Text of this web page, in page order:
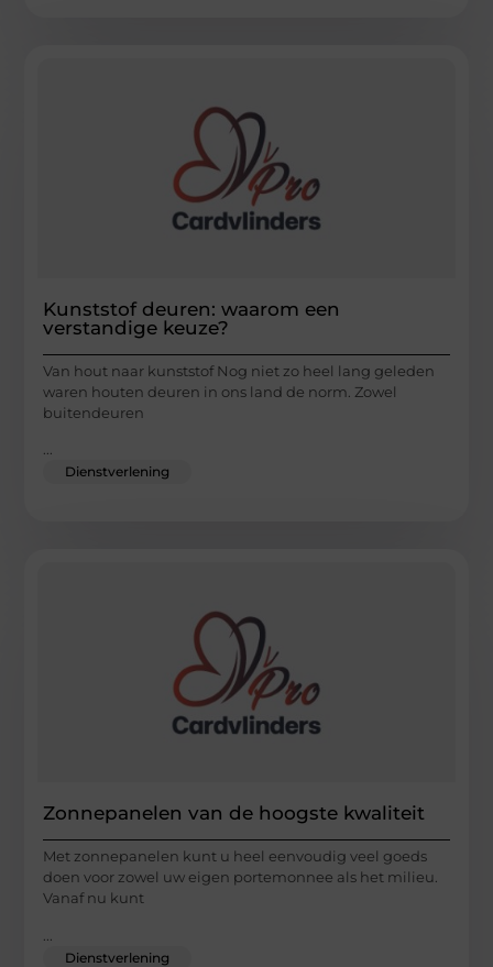
Kunststof deuren: waarom een
verstandige keuze?
Van hout naar kunststof Nog niet zo heel lang geleden
waren houten deuren in ons land de norm. Zowel
buitendeuren
...
Dienstverlening
Zonnepanelen van de hoogste kwaliteit
Met zonnepanelen kunt u heel eenvoudig veel goeds
doen voor zowel uw eigen portemonnee als het milieu.
Vanaf nu kunt
Dienstverlening